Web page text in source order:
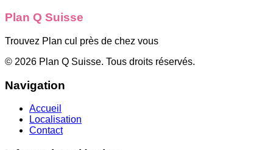
Plan Q Suisse
Trouvez Plan cul près de chez vous
© 2026 Plan Q Suisse. Tous droits réservés.
Navigation
Accueil
Localisation
Contact